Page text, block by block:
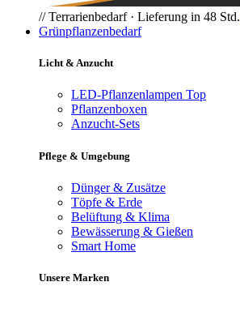
// Terrarienbedarf · Lieferung in 48 Std.
Grünpflanzenbedarf
Licht & Anzucht
LED-Pflanzenlampen Top
Pflanzenboxen
Anzucht-Sets
Pflege & Umgebung
Dünger & Zusätze
Töpfe & Erde
Belüftung & Klima
Bewässerung & Gießen
Smart Home
Unsere Marken